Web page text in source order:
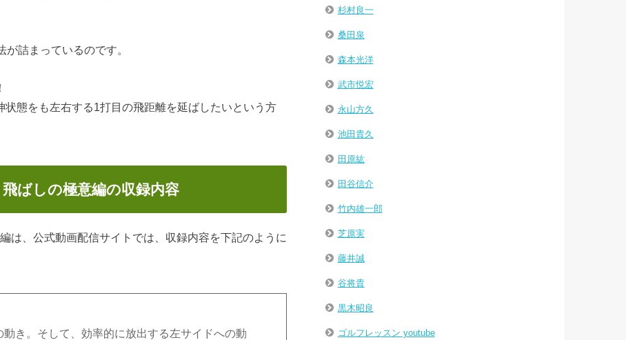
詰まっているのです。
態をも左右する1打目の飛距離を延ばしたいという方
ばしの極意編の収録内容
は、公式動画配信サイトでは、収録内容を下記のように
き。そして、効率的に放出する左サイドへの動
杉村良一
桑田泉
森本光洋
武市悦宏
永山方久
池田貴久
田原紘
田谷信介
竹内雄一郎
芝原実
藤井誠
谷将貴
黒木昭良
ゴルフレッスン youtube